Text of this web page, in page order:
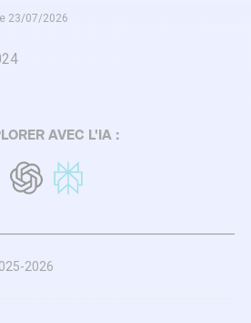
23/07/2026
AVEC L'IA :
2026